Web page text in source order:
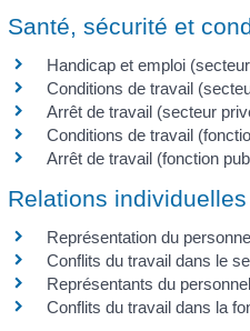
Santé, sécurité et
Handicap et emploi
Conditions de travail
Arrêt de travail (secteur
Conditions de travail
Arrêt de travail (fonction
Relations
Représentation du
Conflits du travail dans le
Représentants du
Conflits du travail dans la